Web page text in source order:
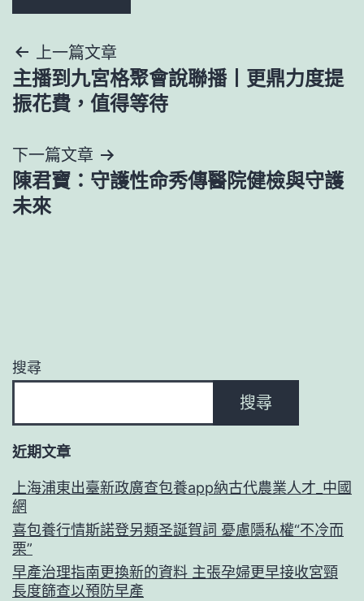
文
章
覽
上一篇文章
主播到九宮格聚會說聯播丨更鼎力度提
振花費，值得等待
下一篇文章
陳君寶：守護性命秀傳醫院健檢與守護
未來
搜尋
搜尋
近期文章
上海浦東出臺新政廣查包養app納古代農業人才_中國
網
喜包養行情斯諾登另類圣誕賀詞 憂慮隱私權“不冷而
栗”
早產治理指南更換新的資料 主張孕婦更早接收宮頸
長度篩查以預防早產